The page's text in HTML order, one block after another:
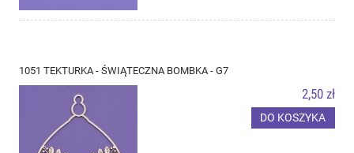
1051 TEKTURKA - ŚWIĄTECZNA BOMBKA - G7
2,50 zł
DO KOSZYKA